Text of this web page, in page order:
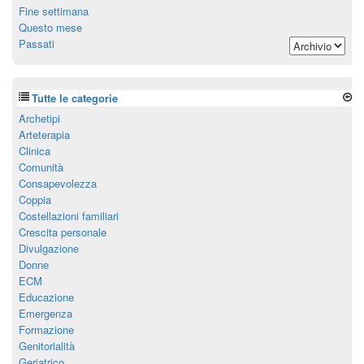
Fine settimana
Questo mese
Passati
Tutte le categorie
Archetipi
Arteterapia
Clinica
Comunità
Consapevolezza
Coppia
Costellazioni familiari
Crescita personale
Divulgazione
Donne
ECM
Educazione
Emergenza
Formazione
Genitorialità